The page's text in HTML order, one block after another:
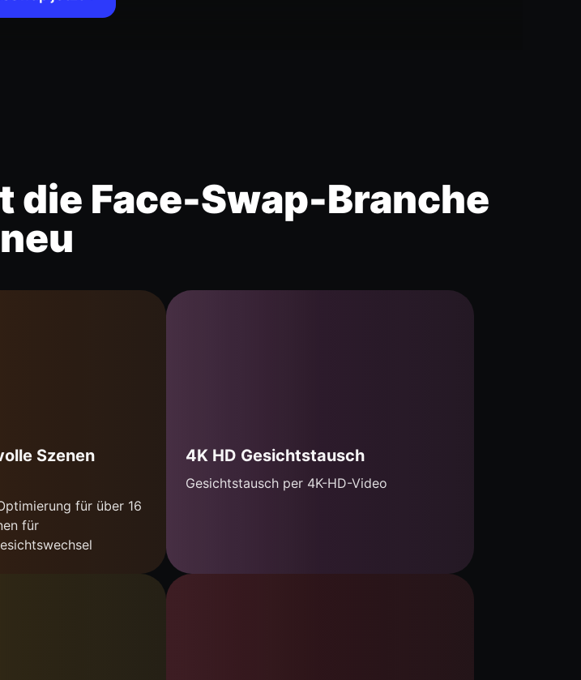
die Face-Swap-Branche
neu
Szenen
für über 16
für
4K HD Gesichtstausch
Gesichtstausch per 4K-HD-Video